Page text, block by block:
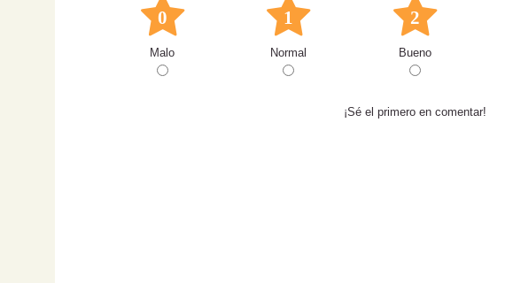
0
Malo
1
Normal
2
Bueno
¡Sé el primero en comentar!